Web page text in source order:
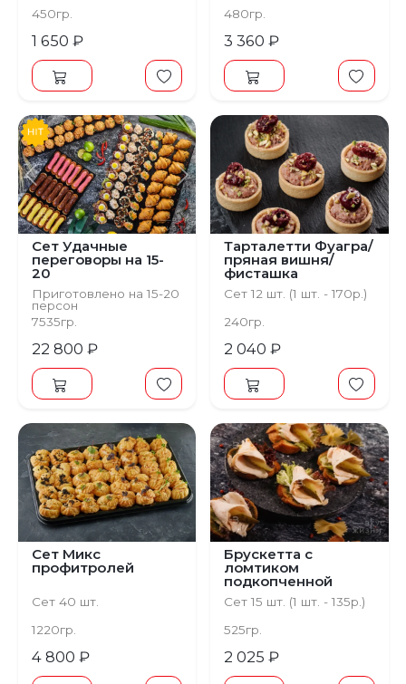
450гр.
1 650 ₽
480гр.
3 360 ₽
Предыдущий Следующий
Сет Удачные
переговоры на 15-
20
Приготовлено на 15-20
персон
Сет 127 шт.
7535гр.
22 800 ₽
Тарталетти Фуагра/
пряная вишня/
фисташка
Сет 12 шт. (1 шт. - 170р.)
240гр.
2 040 ₽
Сет Микс
профитролей
Сет 40 шт.
1220гр.
4 800 ₽
Брускетта с
ломтиком
подкопченной
курицы и домашним
Песто
Сет 15 шт. (1 шт. - 135р.)
525гр.
2 025 ₽